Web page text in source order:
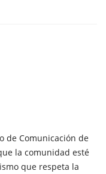
de Comunicación de
la comunidad esté
que respeta la